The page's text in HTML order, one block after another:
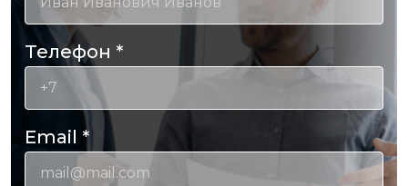
Телефон *
Email *